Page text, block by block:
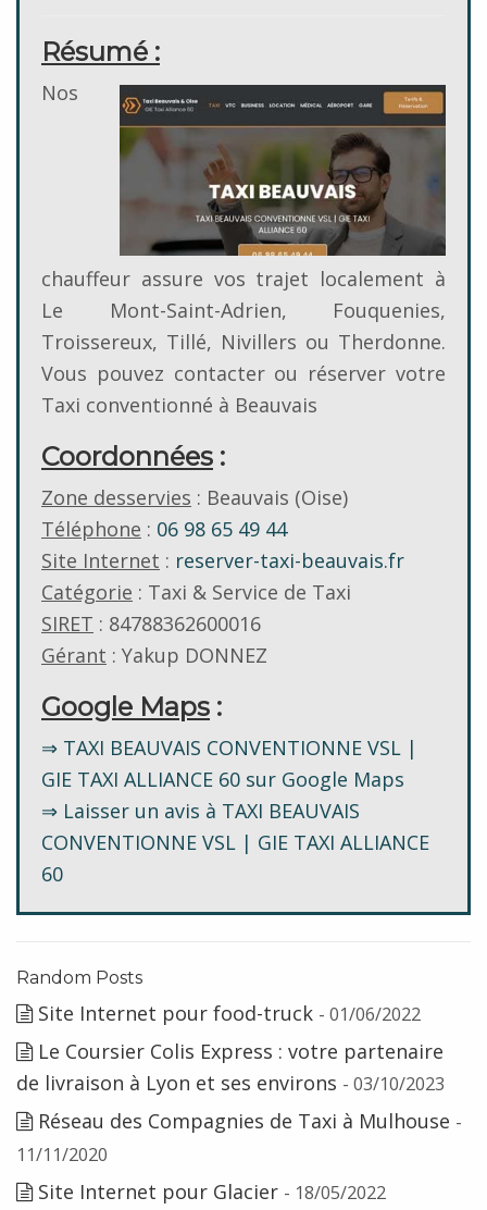
Résumé :
Nos
chauffeur assure vos trajet localement à
Le Mont-Saint-Adrien, Fouquenies,
Troissereux, Tillé, Nivillers ou Therdonne.
Vous pouvez contacter ou réserver votre
Taxi conventionné à Beauvais
Coordonnées :
Zone desservies : Beauvais (Oise)
Téléphone : 06 98 65 49 44
Site Internet : reserver-taxi-beauvais.fr
Catégorie : Taxi & Service de Taxi
SIRET : 84788362600016
Gérant : Yakup DONNEZ
Google Maps :
⇒ TAXI BEAUVAIS CONVENTIONNE VSL |
GIE TAXI ALLIANCE 60 sur Google Maps
⇒ Laisser un avis à TAXI BEAUVAIS
CONVENTIONNE VSL | GIE TAXI ALLIANCE
60
Random Posts
Site Internet pour food-truck - 01/06/2022
Le Coursier Colis Express : votre partenaire
de livraison à Lyon et ses environs - 03/10/2023
Réseau des Compagnies de Taxi à Mulhouse -
11/11/2020
Site Internet pour Glacier - 18/05/2022